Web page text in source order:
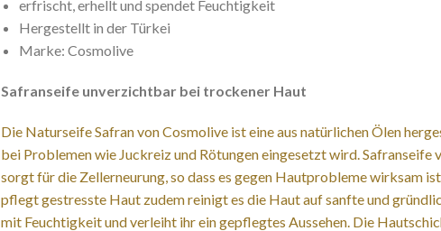
erfrischt, erhellt und spendet Feuchtigkeit
Hergestellt in der Türkei
Marke: Cosmolive
Safranseife unverzichtbar bei trockener Haut
Die Naturseife Safran von Cosmolive ist eine aus natürlichen Ölen
bei Problemen wie Juckreiz und Rötungen eingesetzt wird.
sorgt für die Zellerneurung, so dass es gegen Hautprobleme wirksam
pflegt gestresste Haut zudem reinigt es die Haut auf sanfte und
mit Feuchtigkeit und verleiht ihr ein gepflegtes Aussehen. Die